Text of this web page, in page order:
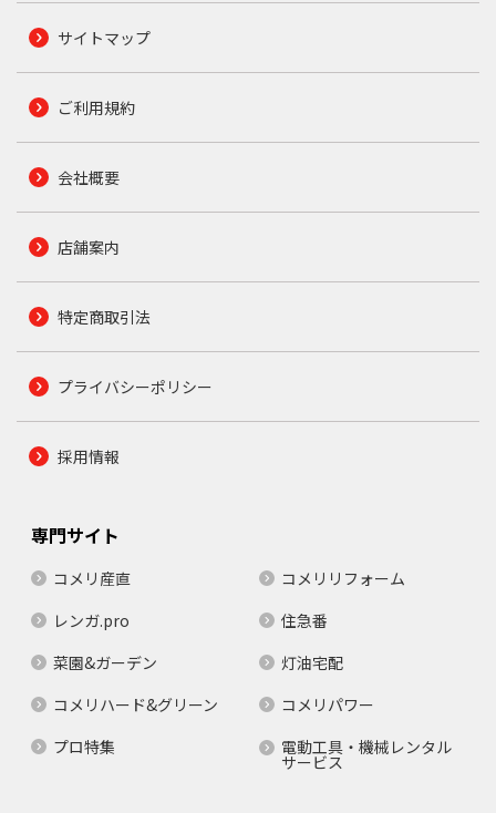
サイトマップ
ご利用規約
会社概要
店舗案内
特定商取引法
プライバシーポリシー
採用情報
専門サイト
コメリ産直
コメリリフォーム
レンガ.pro
住急番
菜園&ガーデン
灯油宅配
コメリハード&グリーン
コメリパワー
プロ特集
電動工具・機械レンタル
サービス